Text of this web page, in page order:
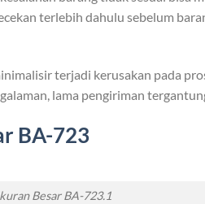
terlebih dahulu sebelum
terjadi kerusakan pada
lama pengiriman
BA-723
Besar BA-723.1